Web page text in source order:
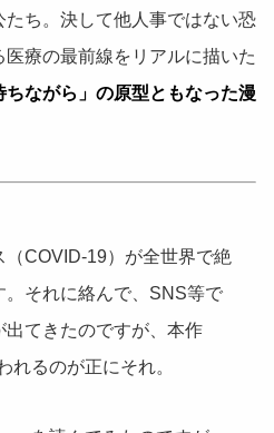
ち。決して他人事ではない恐
療の最前線をリアルに描いた
ちながら」の原型ともなった漫
COVID-19）が全世界で絶
それに絡んで、SNS等で
出てきたのですが、本作
れるのが正にそれ。